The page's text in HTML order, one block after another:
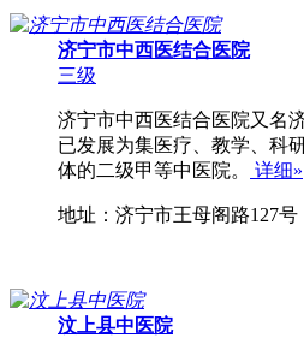
济宁市中西医结合医院
三级
济宁市中西医结合医院又名
已发展为集医疗、教学、科
体的二级甲等中医院。
详细»
地址：济宁市王母阁路127号
汶上县中医院